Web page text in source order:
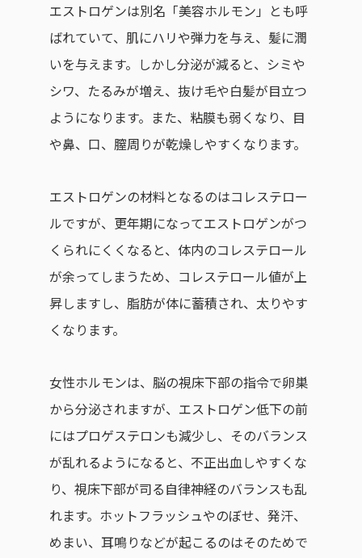
エストロゲンは別名「美容ホルモン」とも呼
ばれていて、肌にハリや弾力を与え、髪に潤
いを与えます。しかし分泌が減ると、シミや
シワ、たるみが増え、抜け毛や白髪が目立つ
ようになります。また、粘膜も弱くなり、目
や鼻、口、膣周りが乾燥しやすくなります。
エストロゲンの材料となるのはコレステロー
ルですが、更年期になってエストロゲンがつ
くられにくくなると、体内のコレステロール
が余ってしまうため、コレステロール値が上
昇しますし、脂肪が体に蓄積され、太りやす
くなります。
女性ホルモンは、脳の視床下部の指令で卵巣
から分泌されますが、エストロゲン低下の前
にはプロゲステロンも減少し、そのバランス
が乱れるようになると、不正出血しやすくな
り、視床下部が司る自律神経のバランスも乱
れます。ホットフラッシュやのぼせ、発汗、
めまい、耳鳴りなどが起こるのはそのためで